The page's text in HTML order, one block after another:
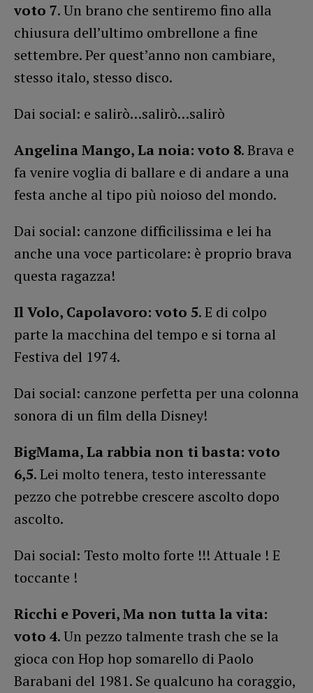
voto 7. Un brano che sentiremo fino alla
chiusura dell’ultimo ombrellone a fine
settembre. Per quest’anno non cambiare,
stesso italo, stesso disco.
Dai social: e salirò…salirò…salirò
Angelina Mango, La noia: voto 8. Brava e
fa venire voglia di ballare e di andare a una
festa anche al tipo più noioso del mondo.
Dai social: canzone difficilissima e lei ha
anche una voce particolare: è proprio brava
questa ragazza!
Il Volo, Capolavoro: voto 5. E di colpo
parte la macchina del tempo e si torna al
Festiva del 1974.
Dai social: canzone perfetta per una colonna
sonora di un film della Disney!
BigMama, La rabbia non ti basta: voto
6,5. Lei molto tenera, testo interessante
pezzo che potrebbe crescere ascolto dopo
ascolto.
Dai social: Testo molto forte !!! Attuale ! E
toccante !
Ricchi e Poveri, Ma non tutta la vita:
voto 4. Un pezzo talmente trash che se la
gioca con Hop hop somarello di Paolo
Barabani del 1981. Se qualcuno ha coraggio,